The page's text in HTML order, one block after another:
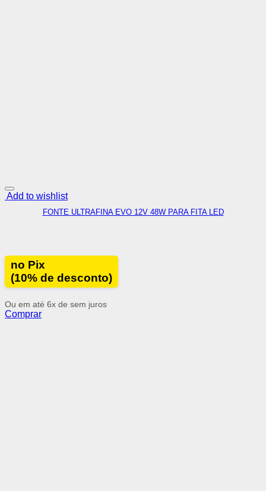
Add to wishlist
FONTE ULTRAFINA EVO 12V 48W PARA FITA LED
no Pix
(10% de desconto)
Ou em até 6x de sem juros
Comprar